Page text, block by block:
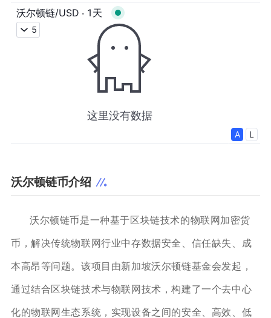
沃尔顿链币介绍
沃尔顿链币是一种基于区块链技术的物联网加密货
币，解决传统物联网行业中存数据安全、信任缺失、成
本高昂等问题。该项目由新加坡沃尔顿链基金会发起，
通过结合区块链技术与物联网技术，构建了一个去中心
化的物联网生态系统，实现设备之间的安全、高效、低